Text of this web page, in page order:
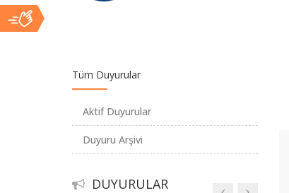
İçerik
Tüm Duyurular
Aktif Duyurular
Duyuru Arşivi
DUYURULAR
UTEK 2022 XII. ULUSAL TIP EĞİTİMİ
KONGRESİ SAMSUN’DA OLACAK
UÇEP 2020